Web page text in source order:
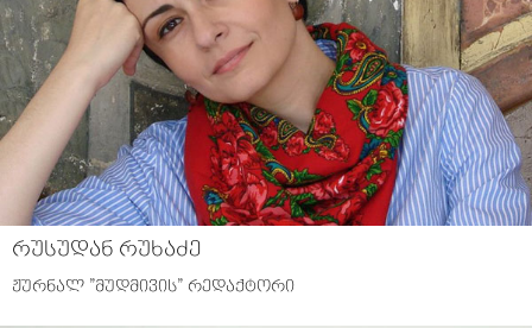
რუსუდან რუხაძე
ჟურნალ ”მუდმივის” რედაქტორი